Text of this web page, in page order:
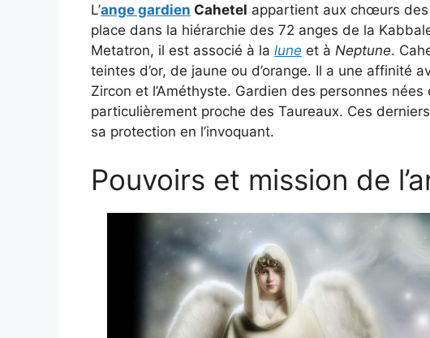
L’ange gardien Cahetel appartient aux chœurs des
place dans la hiérarchie des 72 anges de la
Metatron, il est associé à la lune et à Neptune.
teintes d’or, de jaune ou d’orange. Il a une affinité
Zircon et l’Améthyste. Gardien des personnes
particulièrement proche des Taureaux. Ces
sa protection en l’invoquant.
Pouvoirs et mission de